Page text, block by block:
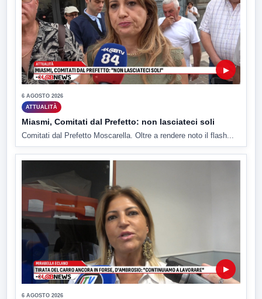
▶
6 AGOSTO 2026
ATTUALITÀ
Miasmi, Comitati dal Prefetto: non lasciateci soli
Comitati dal Prefetto Moscarella. Oltre a rendere noto il flash...
▶
6 AGOSTO 2026